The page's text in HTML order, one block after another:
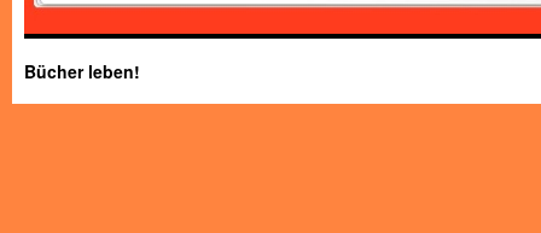
Bücher leben!